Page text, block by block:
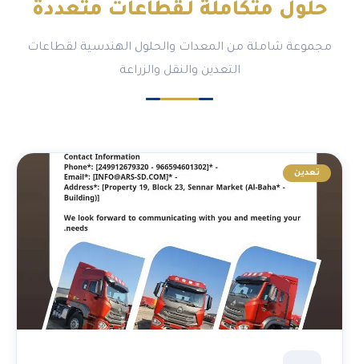
حلول متكاملة لـقطاعات متعددة
مجموعة شاملة من المعدات والحلول الهندسية لقطاعات
التعدين والنقل والزراعة
تعدين